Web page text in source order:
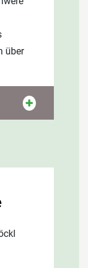
über
eine